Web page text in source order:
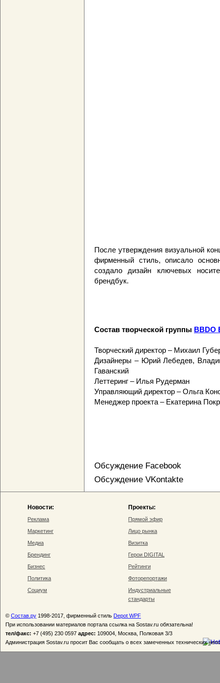
После утверждения визуальной
фирменный стиль, описало
создало дизайн ключевых
брендбук.
Состав творческой группы BBDO
Творческий директор – Михаил
Дизайнеры – Юрий Лебедев,
Гаванский
Леттеринг – Илья Рудерман
Управляющий директор – Ольга
Менеджер проекта – Екатерина
Обсуждение Facebook
Обсуждение VKontakte
Новости:
Реклама
Маркетинг
Медиа
Брендинг
Бизнес
Политика
Социум
Проекты:
Прямой эфир
Лицо рынка
Визитка
Герои DIGITAL
Рейтинги
Фоторепортажи
Индустриальные
стандарты
© Состав.ру 1998-2017, фирменный стиль Depot WPF
При использовании материалов портала ссылка на Sostav.ru обязательна!
тел/факс: +7 (495) 230 0597 адрес: 109004, Москва, Полковая 3/3
Администрация Sostav.ru просит Вас сообщать о всех замеченных технических